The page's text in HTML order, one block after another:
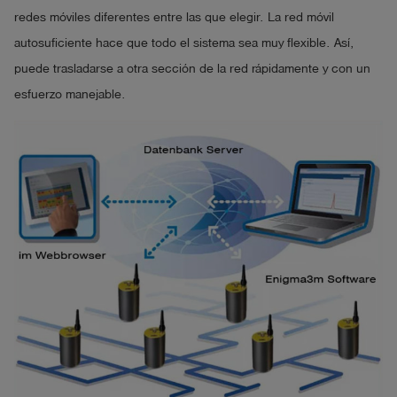
redes móviles diferentes entre las que elegir. La red móvil
autosuficiente hace que todo el sistema sea muy flexible. Así,
puede trasladarse a otra sección de la red rápidamente y con un
esfuerzo manejable.